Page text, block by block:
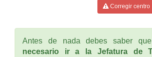
Corregir centro
Antes de nada debes saber
necesario ir a la Jefatura de